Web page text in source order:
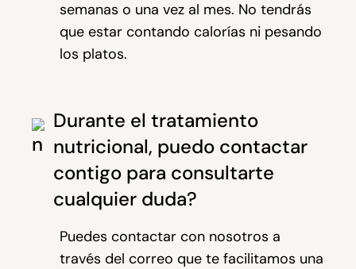
semanas o una vez al mes. No tendrás
que estar contando calorías ni pesando
los platos.
Durante el tratamiento
nutricional, puedo contactar
contigo para consultarte
cualquier duda?
Puedes contactar con nosotros a
través del correo que te facilitamos una